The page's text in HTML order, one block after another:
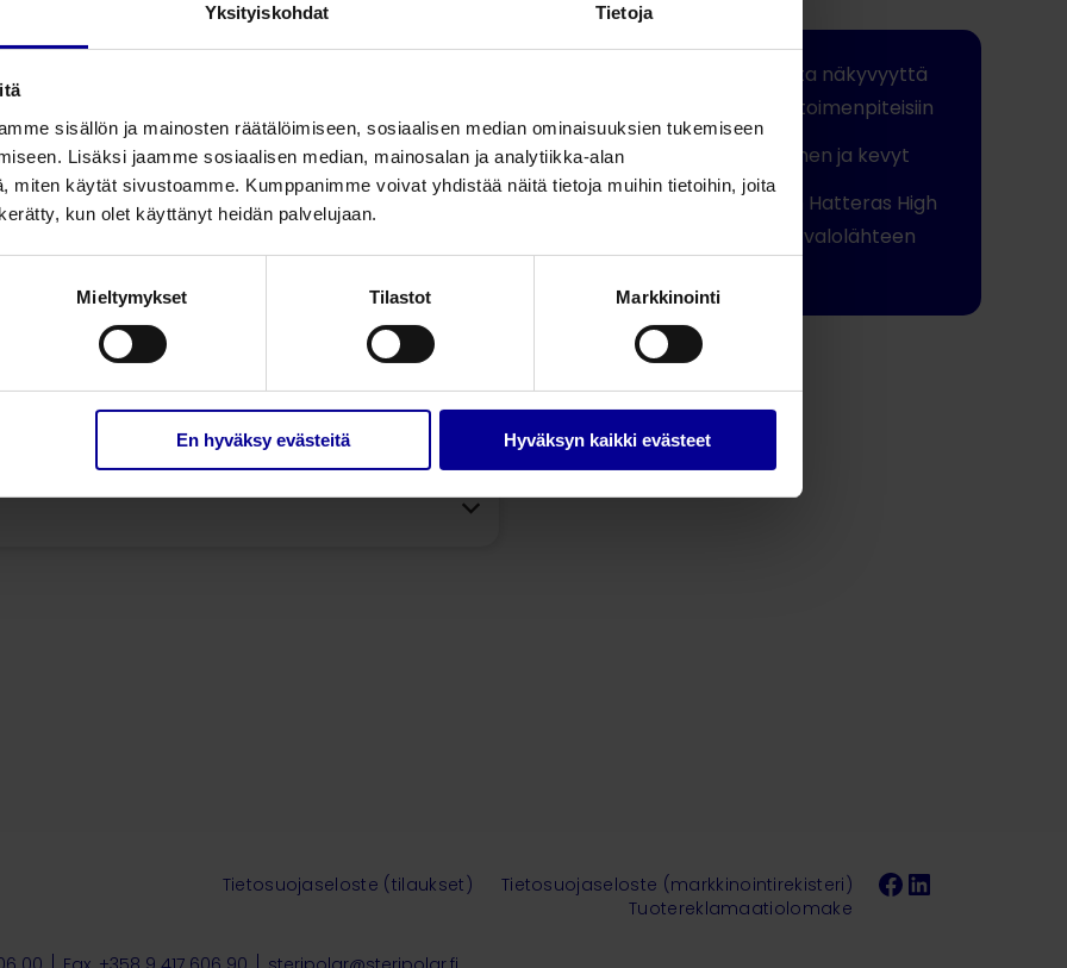
Yksityiskohdat Tietoja
sisällön ja mainosten räätälöimiseen, sosiaalisen median ominaisuuksien tukemiseen
Lisäksi jaamme sosiaalisen median, mainosalan ja analytiikka-alan
miten käytät sivustoamme. Kumppanimme voivat yhdistää näitä tietoja muihin tietoihin, joita
kun olet käyttänyt heidän palvelujaan.
Mieltymykset Tilastot Markkinointi
En hyväksy evästeitä Hyväksyn kaikki evästeet
Ø 1,2 – 10,7 cm
kahdesta suunnasta
ja miellyttävä käyttää.
tehokkaasti, vaikka 30 % säikeistä
Pakkauskoko
kaapelin pituus 3,05 m 1
Ylivoimaista näkyvyyttä
kirurgisiin toimenpiteisiin
Ergonominen ja kevyt
Sopii hyvin Hatteras High
Intensity -valolähteen
Jaa tämä
Facebook
LinkedIn
Tietosuojaseloste (tilaukset)
Tietosuojaseloste (markkinointirekisteri)
Tuotereklamaatiolomake